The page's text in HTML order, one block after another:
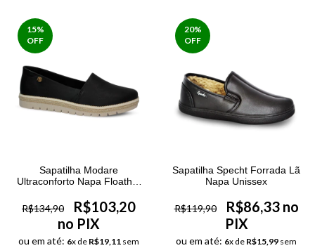
15%
OFF
Sapatilha Modare
Ultraconforto Napa Floather
R$134,90
R$103,20
no PIX
ou em até: 6x de R$19,11 sem
20%
OFF
Sapatilha Specht Forrada Lã
Napa Unissex
R$119,90
R$86,33 no
PIX
ou em até: 6x de R$15,99 sem